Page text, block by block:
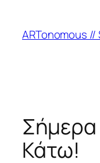
ARTonomous //
Σήμερα
Κάτω!